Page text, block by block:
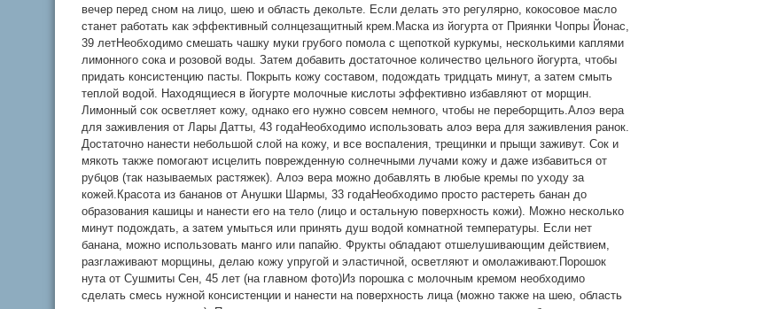
вечер перед сном на лицо, шею и область декольте. Если делать это регулярно, кокосовое масло
станет работать как эффективный солнцезащитный крем.Маска из йогурта от Приянки Чопры Йонас,
39 летНеобходимо смешать чашку муки грубого помола с щепоткой куркумы, несколькими каплями
лимонного сока и розовой воды. Затем добавить достаточное количество цельного йогурта, чтобы
придать консистенцию пасты. Покрыть кожу составом, подождать тридцать минут, а затем смыть
теплой водой. Находящиеся в йогурте молочные кислоты эффективно избавляют от морщин.
Лимонный сок осветляет кожу, однако его нужно совсем немного, чтобы не переборщить.Алоэ вера
для заживления от Лары Датты, 43 годаНеобходимо использовать алоэ вера для заживления ранок.
Достаточно нанести небольшой слой на кожу, и все воспаления, трещинки и прыщи заживут. Сок и
мякоть также помогают исцелить поврежденную солнечными лучами кожу и даже избавиться от
рубцов (так называемых растяжек). Алоэ вера можно добавлять в любые кремы по уходу за
кожей.Красота из бананов от Анушки Шармы, 33 годаНеобходимо просто растереть банан до
образования кашицы и нанести его на тело (лицо и остальную поверхность кожи). Можно несколько
минут подождать, а затем умыться или принять душ водой комнатной температуры. Если нет
банана, можно использовать манго или папайю. Фрукты обладают отшелушивающим действием,
разглаживают морщины, делаю кожу упругой и эластичной, осветляют и омолаживают.Порошок
нута от Сушмиты Сен, 45 лет (на главном фото)Из порошка с молочным кремом необходимо
сделать смесь нужной консистенции и нанести на поверхность лица (можно также на шею, область